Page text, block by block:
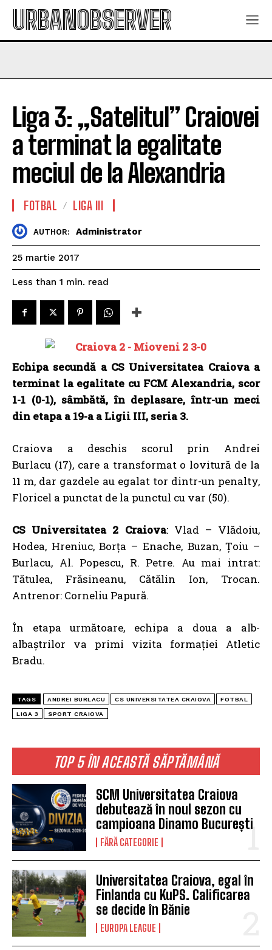
URBANOBSERVER
TOP 5 ÎN ACEASTĂ SĂPTĂMÂNĂ
SCM Universitatea Craiova
debutează în noul sezon cu
campioana Dinamo București
FĂRĂ CATEGORIE
Universitatea Craiova, egal în
Finlanda cu KuPS. Calificarea
se decide în Bănie
EUROPA LEAGUE
Liga 3: „Satelitul” Craiovei
a terminat la egalitate
meciul de la Alexandria
FOTBAL LIGA III
AUTHOR: Administrator
25 martie 2017
Less than 1 min. read
Echipa secundă a CS Universitatea Craiova a
terminat la egalitate cu FCM Alexandria, scor
1-1 (0-1), sâmbătă, în deplasare, într-un meci
din etapa a 19-a a Ligii III, seria 3.
Craiova a deschis scorul prin Andrei
Burlacu (17), care a transformat o lovitură de la
11 m, dar gazdele au egalat tor dintr-un penalty,
Floricel a punctat de la punctul cu var (50).
CS Universitatea 2 Craiova: Vlad – Vlădoiu,
Hodea, Hreniuc, Borța – Enache, Buzan, Țoiu –
Burlacu, Al. Popescu, R. Petre. Au mai intrat:
Tătulea, Frăsineanu, Cătălin Ion, Trocan.
Antrenor: Corneliu Papură.
În etapa următoare, echipa a doua a alb-
albaștrilor va primi vizita formației Atletic
Bradu.
TAGS ANDREI BURLACU CS UNIVERSITATEA CRAIOVA FOTBAL
LIGA 3 SPORT CRAIOVA